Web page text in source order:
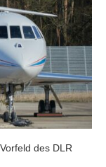
des DLR